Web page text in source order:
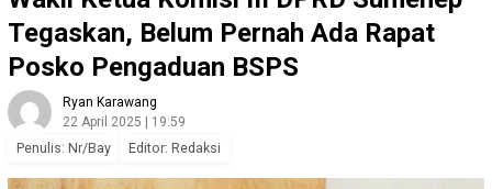
Tegaskan, Belum Pernah Ada Rapat
Posko Pengaduan BSPS
Ryan Karawang
22 April 2025 | 19:59
Penulis: Nr/Bay Editor: Redaksi